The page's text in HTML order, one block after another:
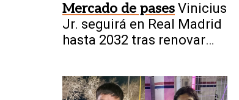
Mercado de pases Vinicius
Jr. seguirá en Real Madrid
hasta 2032 tras renovar